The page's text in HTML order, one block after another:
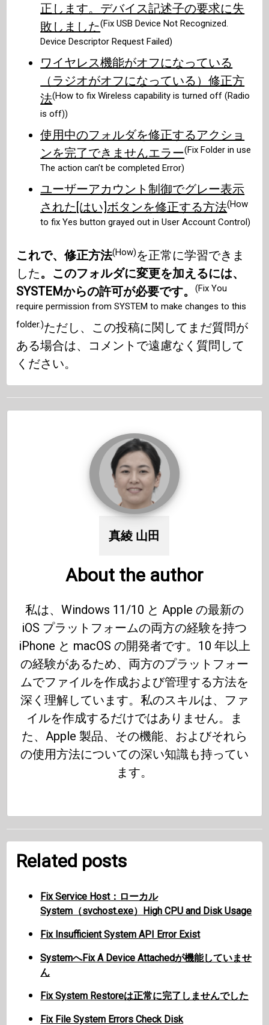
正します。デバイス記述子の要求に失
敗しました(Fix USB Device Not Recognized.
Device Descriptor Request Failed)
ワイヤレス機能がオフになっている
（ラジオがオフになっている）修正方
法(How to fix Wireless capability is turned off (Radio
is off))
使用中のフォルダを修正するアクショ
ンを完了できませんエラー(Fix Folder in use
The action can’t be completed Error)
ユーザーアカウント制御でグレー表示
された[はい]ボタンを修正する方法(How
to fix Yes button grayed out in User Account Control)
これで、修正方法(How)を正常に学習できま
した。このフォルダに変更を加えるには、
SYSTEMからの許可が必要です。(Fix You
require permission from SYSTEM to make changes to this
folder.)ただし、この投稿に関してまだ質問が
ある場合は、コメントで遠慮なく質問して
ください。
真綾 山田
About the author
私は、Windows 11/10 と Apple の最新の
iOS プラットフォームの両方の経験を持つ
iPhone と macOS の開発者です。10 年以上
の経験があるため、両方のプラットフォー
ムでファイルを作成および管理する方法を
深く理解しています。私のスキルは、ファ
イルを作成するだけではありません。ま
た、Apple 製品、その機能、およびそれら
の使用方法についての深い知識も持ってい
ます。
Related posts
Fix Service Host：ローカル
System（svchost.exe）High CPU and Disk Usage
Fix Insufficient System API Error Exist
SystemへFix A Device Attachedが機能していませ
ん
Fix System Restoreは正常に完了しませんでした
Fix File System Errors Check Disk